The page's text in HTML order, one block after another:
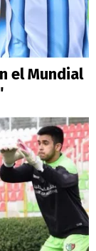
el Mundial